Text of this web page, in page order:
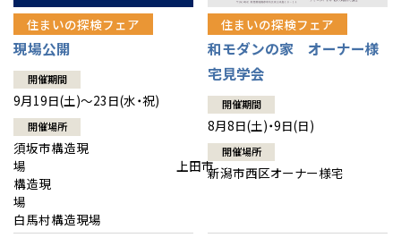
住まいの探検フェア
現場公開
開催期間
9月19日(土)～23日(水・祝)
開催場所
須坂市構造現
場 上田市
構造現
場
白馬村構造現場
住まいの探検フェア
和モダンの家 オーナー様
宅見学会
開催期間
8月8日(土)・9日(日)
開催場所
新潟市西区オーナー様宅